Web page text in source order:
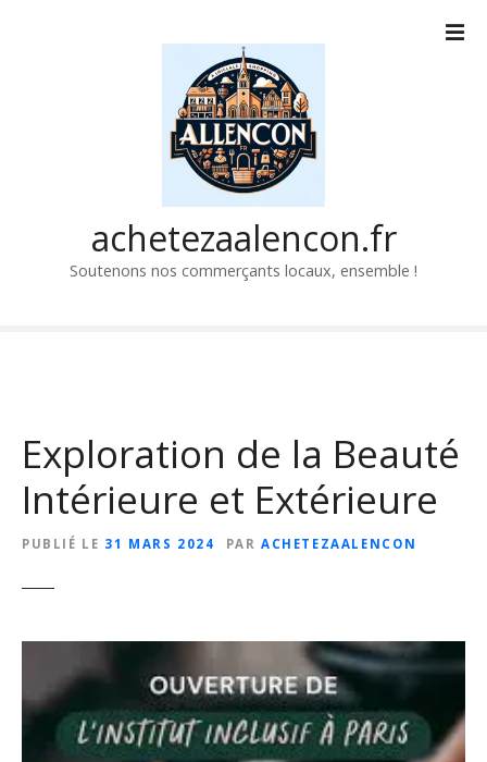
achetezaalencon.fr
Soutenons nos commerçants locaux, ensemble !
Exploration de la Beauté
Intérieure et Extérieure
PUBLIÉ LE 31 MARS 2024 PAR ACHETEZAALENCON